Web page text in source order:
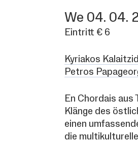
We 04. 04.
Eintritt € 6
Kyriakos
Petros
En Chordais
Klänge des
einen
die